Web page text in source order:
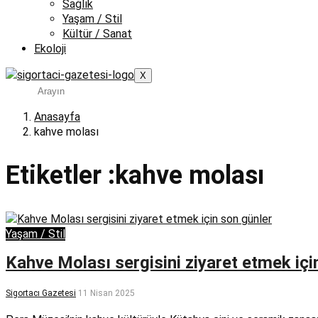
Sağlık
Yaşam / Stil
Kültür / Sanat
Ekoloji
X
Anasayfa
kahve molası
Etiketler :kahve molası
Yaşam / Stil
Kahve Molası sergisini ziyaret etmek
Sigortacı Gazetesi 11 Nisan 2025